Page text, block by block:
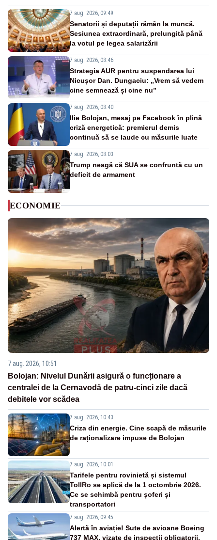
7 aug. 2026, 09:49
Senatorii și deputații rămân la muncă.
Sesiunea extraordinară, prelungită până
la votul pe legea salarizării
7 aug. 2026, 08:46
Strategia AUR pentru suspendarea lui
Nicușor Dan. Dungaciu: „Vrem să vedem
cine semnează și cine nu”
7 aug. 2026, 08:40
Ilie Bolojan, mesaj pe Facebook în plină
criză energetică: premierul demis
continuă să se laude cu măsurile luate
7 aug. 2026, 08:03
Trump neagă că SUA se confruntă cu un
deficit de armament
ECONOMIE
7 aug. 2026, 10:51
Bolojan: Nivelul Dunării asigură o funcționare a
centralei de la Cernavodă de patru-cinci zile dacă
debitele vor scădea
7 aug. 2026, 10:43
Criza din energie. Cine scapă de măsurile
de raționalizare impuse de Bolojan
7 aug. 2026, 10:01
Tarifele pentru rovinietă și sistemul
TollRo se aplică de la 1 octombrie 2026.
Ce se schimbă pentru șoferi și
transportatori
7 aug. 2026, 09:45
Alertă în aviație! Sute de avioane Boeing
737 MAX, vizate de inspecții obligatorii,